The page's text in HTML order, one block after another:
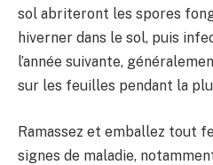
sol abriteront les spores
hiverner dans le sol, puis
l’année suivante,
sur les feuilles pendant la
Ramassez et emballez tout
signes de maladie,